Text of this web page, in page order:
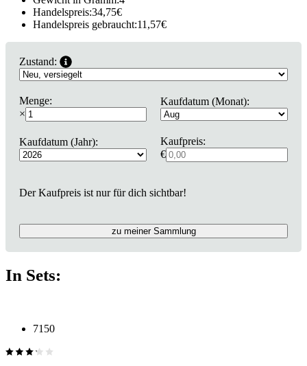
Handelspreis:34,75€
Handelspreis gebraucht:11,57€
Zustand:
Menge:
×
Kaufdatum (Monat):
Kaufdatum (Jahr):
Kaufpreis:
€
Der Kaufpreis ist nur für dich sichtbar!
zu meiner Sammlung
In Sets:
7150